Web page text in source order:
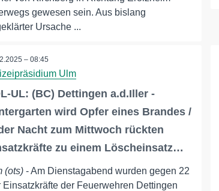
gewesen sein. Aus bislang
Ursache ...
– 08:45
Ulm
UL: (BC) Dettingen a.d.Iller -
wird Opfer eines Brandes /
Nacht zum Mittwoch rückten
zu einem Löscheinsatz…
(ots)- Am Dienstagabend wurden gegen 22
Einsatzkräfte der Feuerwehren Dettingen